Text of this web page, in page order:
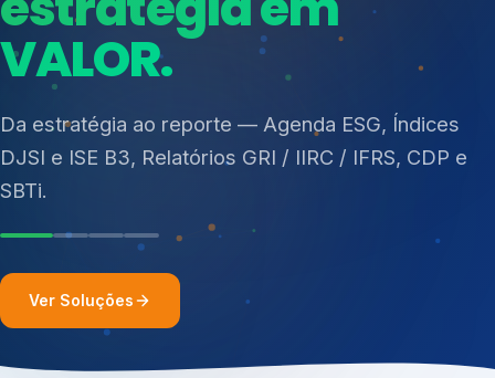
Consultoria, auditoria e treinamentos em ISO 27001,
ISO 27701, ISO 42001, ISO 37001, ISO 9001, ISO
14001, ISO 45001, ONA e PNQ — Gestão de
resíduos sólidos (PGRS/PMGRS).
Mudanças Climáticas
Reputação e Cadeia
Reporte Regulatório
Ver Soluções